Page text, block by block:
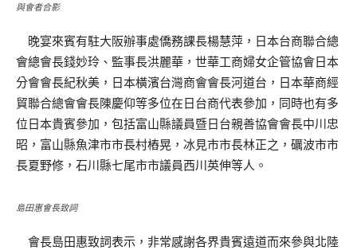
與會者合影
晚宴來賓有駐大阪辦事處僑務課長楊慧萍，日本台商聯合總
會總會長錢妙玲、監事長洪麗華，世華工商婦女企管協會日本
分會會長紀秋美，日本橫濱台灣商會會長河道台，日本華商經
貿聯合總會會長陳慶仰等多位在日台商代表參加，同時也有多
位日本貴賓參加，包括富山縣議員暨日台親善協會會長中川忠
昭，富山縣魚津市市長村樁晃，冰見市市長林正之，礪波市市
長夏野修，石川縣七尾市市議員西川英伸等人。
島田惠會長致詞
會長島田惠致詞表示，非常感謝各界貴賓遠道而來參與北陸